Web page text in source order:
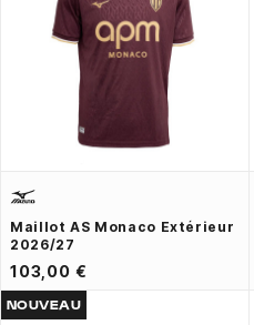
Maillot AS Monaco Extérieur
2026/27
103,00 €
NOUVEAU